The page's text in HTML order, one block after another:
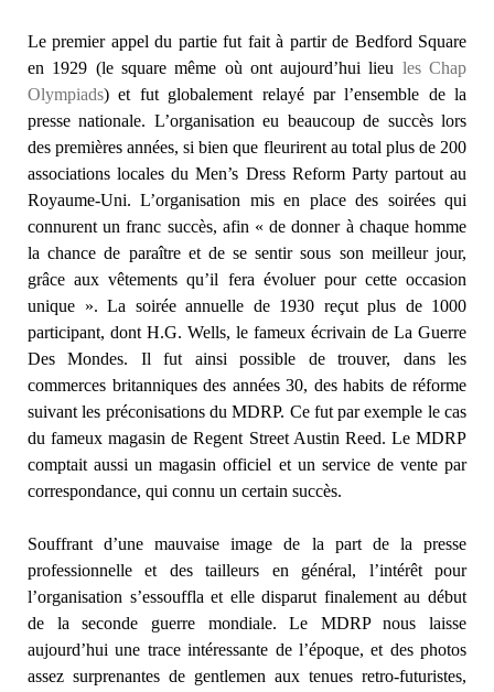
Le premier appel du partie fut fait à partir de Bedford Square
en 1929 (le square même où ont aujourd’hui lieu les Chap
Olympiads) et fut globalement relayé par l’ensemble de la
presse nationale. L’organisation eu beaucoup de succès lors
des premières années, si bien que fleurirent au total plus de 200
associations locales du Men’s Dress Reform Party partout au
Royaume-Uni. L’organisation mis en place des soirées qui
connurent un franc succès, afin « de donner à chaque homme
la chance de paraître et de se sentir sous son meilleur jour,
grâce aux vêtements qu’il fera évoluer pour cette occasion
unique ». La soirée annuelle de 1930 reçut plus de 1000
participant, dont H.G. Wells, le fameux écrivain de La Guerre
Des Mondes. Il fut ainsi possible de trouver, dans les
commerces britanniques des années 30, des habits de réforme
suivant les préconisations du MDRP. Ce fut par exemple le cas
du fameux magasin de Regent Street Austin Reed. Le MDRP
comptait aussi un magasin officiel et un service de vente par
correspondance, qui connu un certain succès.
Souffrant d’une mauvaise image de la part de la presse
professionnelle et des tailleurs en général, l’intérêt pour
l’organisation s’essouffla et elle disparut finalement au début
de la seconde guerre mondiale. Le MDRP nous laisse
aujourd’hui une trace intéressante de l’époque, et des photos
assez surprenantes de gentlemen aux tenues retro-futuristes,